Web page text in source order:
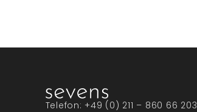
Telefon: +49 (0) 211 – 860 66 203